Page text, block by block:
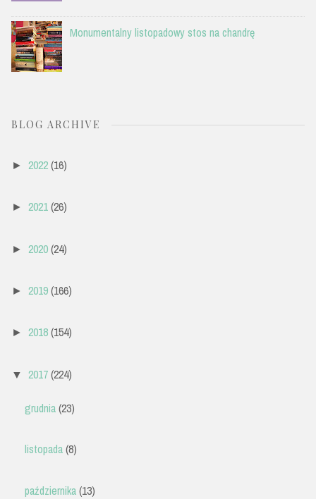
Monumentalny listopadowy stos na chandrę
BLOG ARCHIVE
► 2022(16)
► 2021(26)
► 2020(24)
► 2019(166)
► 2018(154)
▼ 2017(224)
grudnia(23)
listopada(8)
października(13)